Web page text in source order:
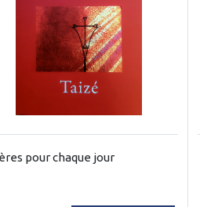
pour chaque jour